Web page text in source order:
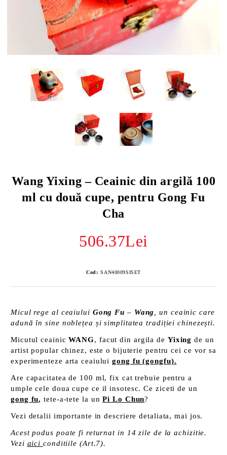
Wang Yixing – Ceainic din argilă 100
ml cu două cupe, pentru Gong Fu
Cha
506.37Lei
Cod: SAN40009SISET
Micul rege al ceaiului Gong Fu – Wang
, un ceainic care
adună în sine noblețea și simplitatea tradiției chinezești.
Micutul ceainicWANG, facut din argila de Yixingde un
artist popular chinez, este o bijuterie pentru cei ce vor sa
experimenteze arta ceaiuluigong fu (gongfu).
Are capacitatea de 100 ml, fix cat trebuie pentru a
umple cele doua cupe ce il insotesc. Ce ziceti de un
gong fu, tete-a-tete la unPi Lo Chun?
Vezi detalii importante in descriere detaliata, mai jos.
Acest podus poate fi returnat in 14 zile de la achizitie.
Vezi aici conditiile (Art.7).